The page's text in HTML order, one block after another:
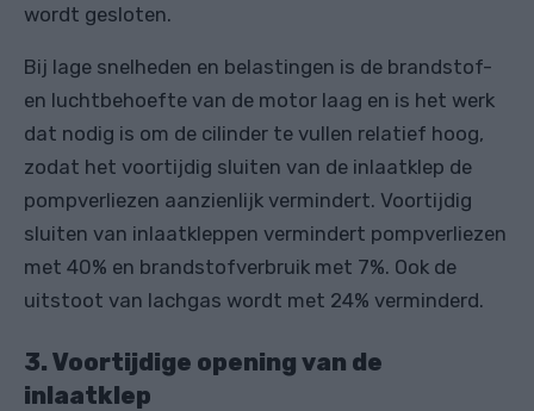
wordt gesloten.
Bij lage snelheden en belastingen is de brandstof-
en luchtbehoefte van de motor laag en is het werk
dat nodig is om de cilinder te vullen relatief hoog,
zodat het voortijdig sluiten van de inlaatklep de
pompverliezen aanzienlijk vermindert. Voortijdig
sluiten van inlaatkleppen vermindert pompverliezen
met 40% en brandstofverbruik met 7%. Ook de
uitstoot van lachgas wordt met 24% verminderd.
3. Voortijdige opening van de
inlaatklep